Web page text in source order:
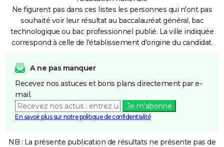
Ne figurent pas dans ces listes les personnes qui n'ont pas
souhaité voir leur résultat au baccalauréat général, bac
technologique ou bac professionnel publié. La ville indiquée
correspond à celle de l'établissement d'origine du candidat.
A ne pas manquer
Recevez nos astuces et bons plans directement par e-
mail.
Je m'abonne
En savoir plus sur notre politique de confidentialité
NB : La présente publication de résultats ne présente pas de